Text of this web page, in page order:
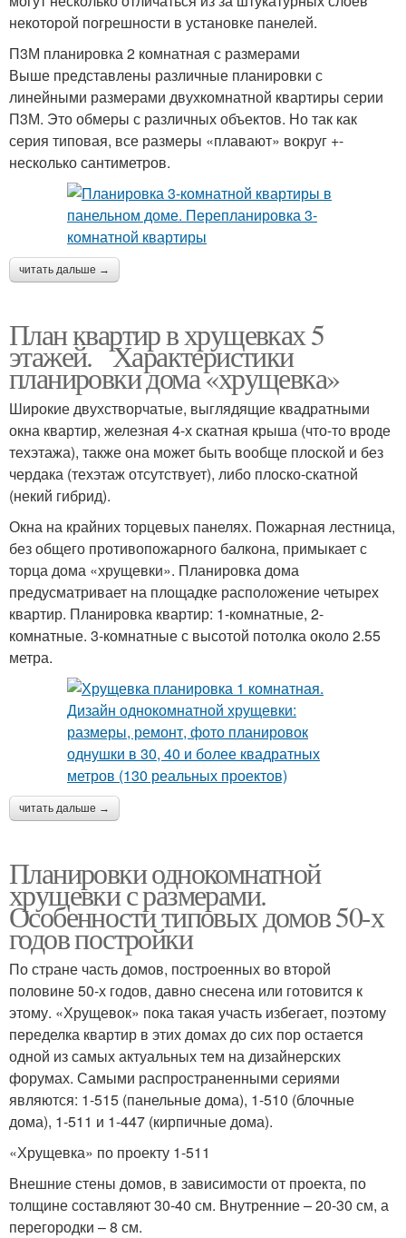
некоторой погрешности в установке панелей.
П3М планировка 2 комнатная с размерами
Выше представлены различные планировки с
линейными размерами двухкомнатной квартиры серии
П3М. Это обмеры с различных объектов. Но так как
серия типовая, все размеры «плавают» вокруг +-
несколько сантиметров.
читать дальше →
План квартир в хрущевках 5
этажей. Характеристики
планировки дома «хрущевка»
Широкие двухстворчатые, выглядящие квадратными
окна квартир, железная 4-х скатная крыша (что-то вроде
техэтажа), также она может быть вообще плоской и без
чердака (техэтаж отсутствует), либо плоско-скатной
(некий гибрид).
Окна на крайних торцевых панелях. Пожарная лестница,
без общего противопожарного балкона, примыкает с
торца дома «хрущевки». Планировка дома
предусматривает на площадке расположение четырех
квартир. Планировка квартир: 1-комнатные, 2-
комнатные. 3-комнатные с высотой потолка около 2.55
метра.
читать дальше →
Планировки однокомнатной
хрущевки с размерами.
Особенности типовых домов 50-х
годов постройки
По стране часть домов, построенных во второй
половине 50-х годов, давно снесена или готовится к
этому. «Хрущевок» пока такая участь избегает, поэтому
переделка квартир в этих домах до сих пор остается
одной из самых актуальных тем на дизайнерских
форумах. Самыми распространенными сериями
являются: 1-515 (панельные дома), 1-510 (блочные
дома), 1-511 и 1-447 (кирпичные дома).
«Хрущевка» по проекту 1-511
Внешние стены домов, в зависимости от проекта, по
толщине составляют 30-40 см. Внутренние – 20-30 см, а
перегородки – 8 см.